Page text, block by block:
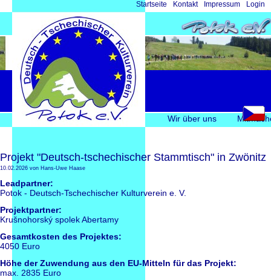
Navigation
überspringen
Wir über uns
Navigation
überspringen
Login
Impressum
Kontakt
Startseite
Projekt "Deutsch-tschechischer Stammtisch" in Zwönitz
10.02.2026 von Hans-Uwe Haase
Leadpartner:
Potok - Deutsch-Tschechischer Kulturverein e. V.
Projektpartner:
Krušnohorský spolek Abertamy
Gesamtkosten des Projektes:
4050 Euro
Höhe der Zuwendung aus den EU-Mitteln für das Projekt:
max. 2835 Euro